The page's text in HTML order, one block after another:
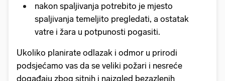
nakon spaljivanja potrebito je mjesto
spaljivanja temeljito pregledati, a ostatak
vatre i žara u potpunosti pogasiti.
Ukoliko planirate odlazak i odmor u prirodi
podsjećamo vas da se veliki požari i nesreće
događaju zbog sitnih i naizgled bezazlenih